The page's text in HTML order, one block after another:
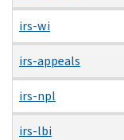
irs-wi
irs-appeals
irs-npl
irs-lbi